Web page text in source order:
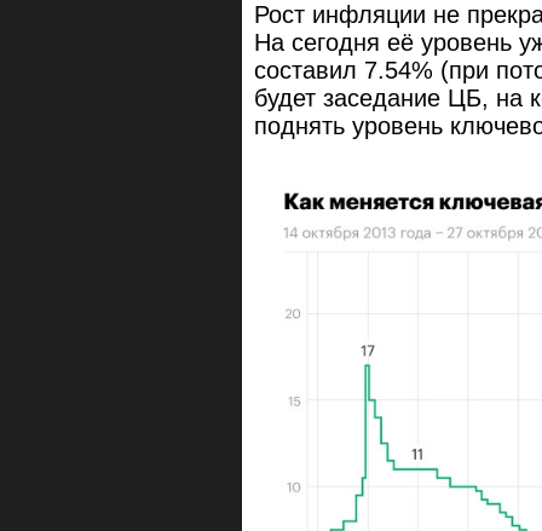
Рост инфляции не
На сегодня её уровень
составил 7.54% (при
будет заседание ЦБ, на
поднять уровень